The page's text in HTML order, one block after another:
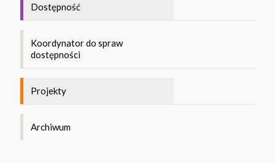
Dostępność
Koordynator do spraw
dostępności
Projekty
Archiwum